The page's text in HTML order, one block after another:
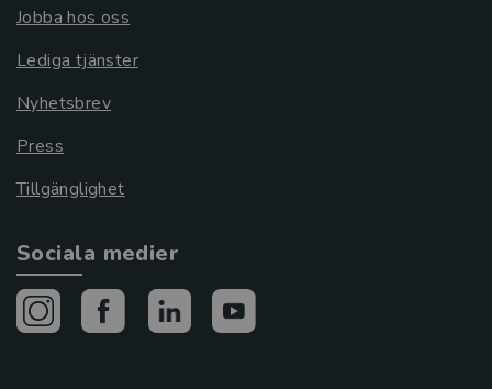
Jobba hos oss
Lediga tjänster
Nyhetsbrev
Press
Tillgänglighet
Sociala medier